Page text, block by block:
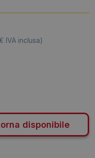
€ IVA inclusa)
disponibile